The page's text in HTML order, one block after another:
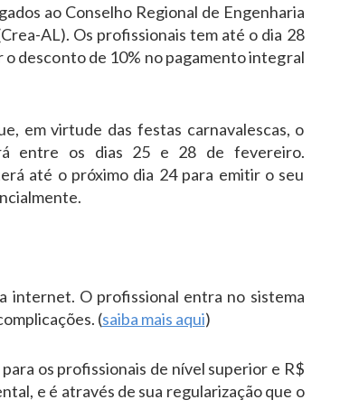
ao Conselho Regional de Engenharia
AL). Os profissionais tem até o dia 28
desconto de 10% no pagamento integral
em virtude das festas carnavalescas, o
entre os dias 25 e 28 de fevereiro.
até o próximo dia 24 para emitir o seu
internet. O profissional entra no sistema
(saiba mais aqui)
os profissionais de nível superior e R$
e é através de sua regularização que o